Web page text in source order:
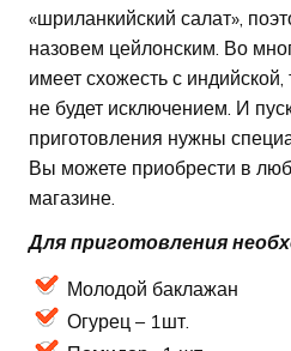
«шриланкийский салат»,
назовем цейлонским. Во
имеет схожесть с индийской,
не будет исключением. И
приготовления нужны
Вы можете приобрести в
магазине.
Для приготовления
Молодой баклажан
Огурец – 1шт.